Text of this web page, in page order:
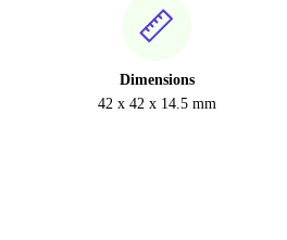
Dimensions
42 x 42 x 14.5 mm